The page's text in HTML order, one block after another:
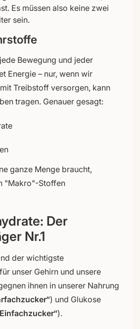
Es müssen also keine zwei
sein.
Bewegung und jeder
Energie – nur, wenn wir
Treibstoff versorgen, kann
tragen. Genauer gesagt:
ganze Menge braucht,
"Makro"-Stoffen
Der
Nr.1
der wichtigste
unser Gehirn und unsere
ihnen in unserer Nahrung
) und Glukose
).